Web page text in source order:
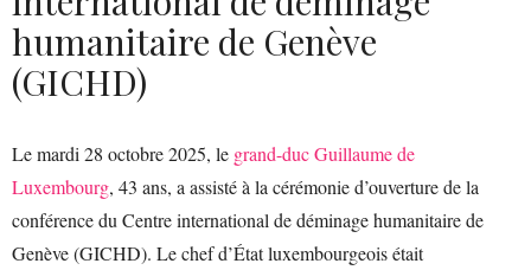
humanitaire de Genève
(GICHD)
Le mardi 28 octobre 2025, le grand-duc Guillaume de
Luxembourg, 43 ans, a assisté à la cérémonie d’ouverture de la
conférence du Centre international de déminage humanitaire de
Genève (GICHD). Le chef d’État luxembourgeois était